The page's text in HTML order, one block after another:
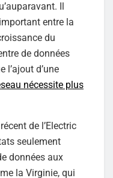
Il
entre la
du
de données
l’ajout d’une
nécessite plus
de l’Electric
seulement
données aux
la Virginie, qui